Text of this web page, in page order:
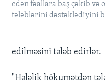
edən fəallara baş çəkib və
tələblərini dəstəklədiyini
edilməsini tələb edirlər.
"Hələlik hökumətdən